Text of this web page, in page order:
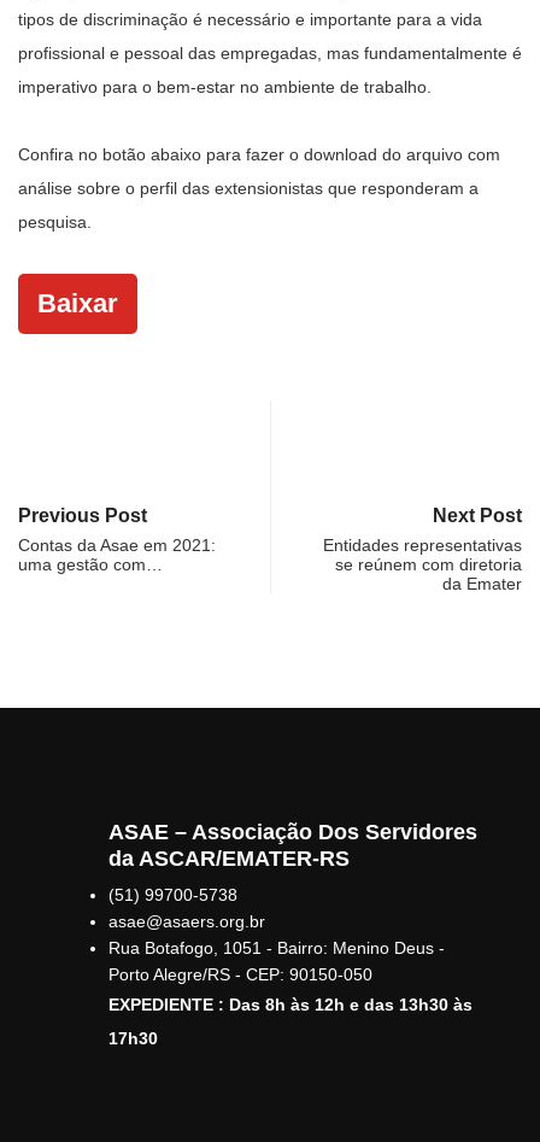
tipos de discriminação é necessário e importante para a vida
profissional e pessoal das empregadas, mas fundamentalmente é
imperativo para o bem-estar no ambiente de trabalho.
Confira no botão abaixo para fazer o download do arquivo com
análise sobre o perfil das extensionistas que responderam a
pesquisa.
Baixar
Previous Post
Contas da Asae em 2021:
uma gestão com…
Next Post
Entidades representativas
se reúnem com diretoria
da Emater
ASAE – Associação Dos Servidores
da ASCAR/EMATER-RS
(51) 99700-5738
asae@asaers.org.br
Rua Botafogo, 1051 - Bairro: Menino Deus -
Porto Alegre/RS - CEP: 90150-050
EXPEDIENTE : Das 8h às 12h e das 13h30 às
17h30